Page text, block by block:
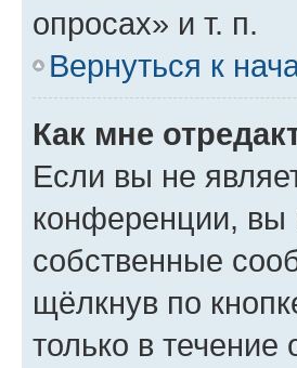
опросах» и т. п.
Вернуться к
Как мне
Если вы не
конференции, вы
собственные
щёлкнув по
только в течение